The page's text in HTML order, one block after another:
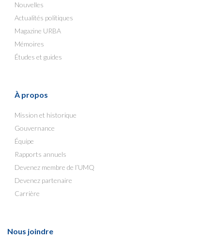
Nouvelles
Actualités politiques
Magazine URBA
Mémoires
Études et guides
À propos
Mission et historique
Gouvernance
Équipe
Rapports annuels
Devenez membre de l’UMQ
Devenez partenaire
Carrière
Nous joindre